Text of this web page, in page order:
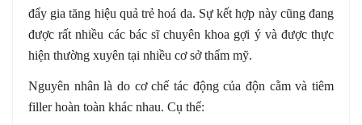
đẩy gia tăng hiệu quả trẻ hoá da. Sự kết hợp này cũng đang
được rất nhiều các bác sĩ chuyên khoa gợi ý và được thực
hiện thường xuyên tại nhiều cơ sở thẩm mỹ.
Nguyên nhân là do cơ chế tác động của độn cằm và tiêm
filler hoàn toàn khác nhau. Cụ thể: